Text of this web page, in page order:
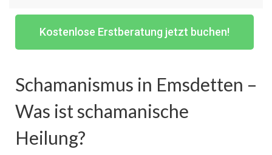
Kostenlose Erstberatung jetzt buchen!
Schamanismus in Emsdetten –
Was ist schamanische
Heilung?